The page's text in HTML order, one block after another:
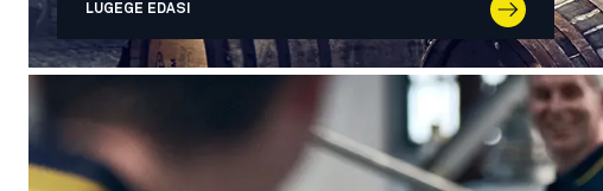
LUGEGE EDASI